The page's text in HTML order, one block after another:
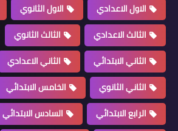
الاول الاعدادي
الاول الثانوي
الثالث الاعدادي
الثالث الثانوي
الثاني الابتدائي
الثاني الاعدادي
الثاني الثانوي
الخامس الابتدائي
الرابع الابتدائي
السادس الابتدائي